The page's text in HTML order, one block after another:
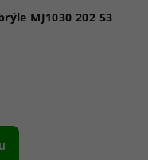
MJ1030 202 53